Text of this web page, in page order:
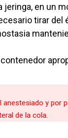
en un
tirar
y
de la cola.